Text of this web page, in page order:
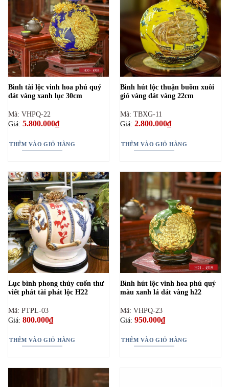
Bình tài lộc vinh hoa phú quý
dát vàng xanh lục 30cm
Mã: VHPQ-22
Giá: 5.800.000₫
THÊM VÀO GIỎ HÀNG
Bình hút lộc thuận buồm xuôi
gió vàng dát vàng 22cm
Mã: TBXG-11
Giá: 2.800.000₫
THÊM VÀO GIỎ HÀNG
Lục bình phong thủy cuốn thư
viết phát tài phát lộc H22
Mã: PTPL-03
Giá: 800.000₫
THÊM VÀO GIỎ HÀNG
Bình hút lộc vinh hoa phú quý
màu xanh lá dát vàng h22
Mã: VHPQ-23
Giá: 950.000₫
THÊM VÀO GIỎ HÀNG